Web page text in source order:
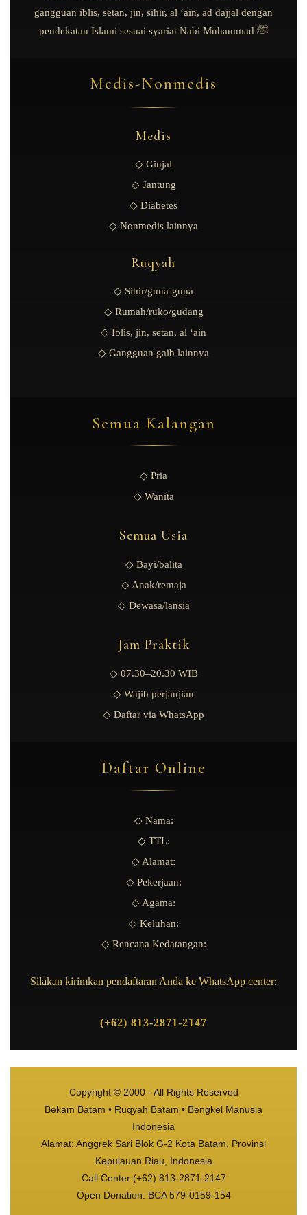
gangguan iblis, setan, jin, sihir, al ‘ain, ad dajjal dengan
pendekatan Islami sesuai syariat Nabi Muhammad ﷺ
Medis-Nonmedis
Medis
◇ Ginjal
◇ Jantung
◇ Diabetes
◇ Nonmedis lainnya
Ruqyah
◇ Sihir/guna-guna
◇ Rumah/ruko/gudang
◇ Iblis, jin, setan, al ‘ain
◇ Gangguan gaib lainnya
Semua Kalangan
◇ Pria
◇ Wanita
Semua Usia
◇ Bayi/balita
◇ Anak/remaja
◇ Dewasa/lansia
Jam Praktik
◇ 07.30–20.30 WIB
◇ Wajib perjanjian
◇ Daftar via WhatsApp
Daftar Online
◇ Nama:
◇ TTL:
◇ Alamat:
◇ Pekerjaan:
◇ Agama:
◇ Keluhan:
◇ Rencana Kedatangan:
Silakan kirimkan pendaftaran Anda ke WhatsApp center:
(+62) 813-2871-2147
Copyright © 2000 - All Rights Reserved
Bekam Batam • Ruqyah Batam • Bengkel Manusia
Indonesia
Alamat: Anggrek Sari Blok G-2 Kota Batam, Provinsi
Kepulauan Riau, Indonesia
Call Center (+62) 813-2871-2147
Open Donation: BCA 579-0159-154